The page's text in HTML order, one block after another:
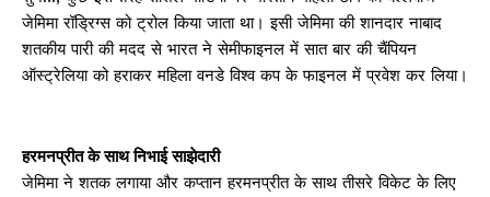
जेमिमा रॉड्रिग्स को ट्रोल किया जाता था। इसी जेमिमा की शानदार नाबाद
शतकीय पारी की मदद से भारत ने सेमीफाइनल में सात बार की चैंपियन
ऑस्ट्रेलिया को हराकर महिला वनडे विश्व कप के फाइनल में प्रवेश कर लिया।
हरमनप्रीत के साथ निभाई साझेदारी
जेमिमा ने शतक लगाया और कप्तान हरमनप्रीत के साथ तीसरे विकेट के लिए